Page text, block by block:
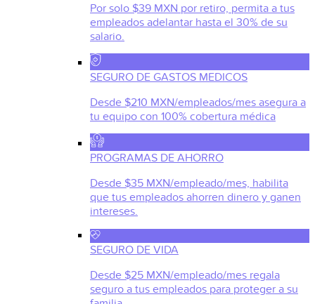
Por solo $39 MXN por retiro, permita a tus
empleados adelantar hasta el 30% de su
salario.
SEGURO DE GASTOS MEDICOS
Desde $210 MXN/empleados/mes asegura a
tu equipo con 100% cobertura médica
PROGRAMAS DE AHORRO
Desde $35 MXN/empleado/mes, habilita
que tus empleados ahorren dinero y ganen
intereses.
SEGURO DE VIDA
Desde $25 MXN/empleado/mes regala
seguro a tus empleados para proteger a su